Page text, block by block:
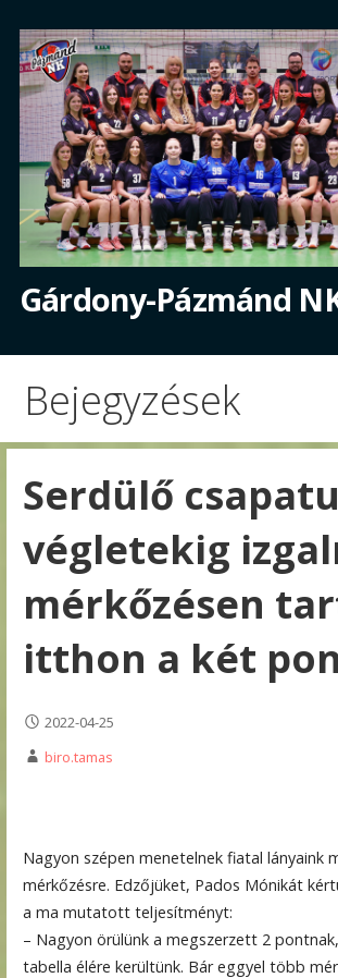
content
Gárdony-Pázmánd
Bejegyzések
Serdülő
végletekig
mérkőzésen
itthon a két
2022-04-25
biro.tamas
Nagyon szépen menetelnek fiatal lányaink
mérkőzésre. Edzőjüket, Pados Mónikát
a ma mutatott teljesítményt:
– Nagyon örülünk a megszerzett 2
tabella élére kerültünk. Bár eggyel több